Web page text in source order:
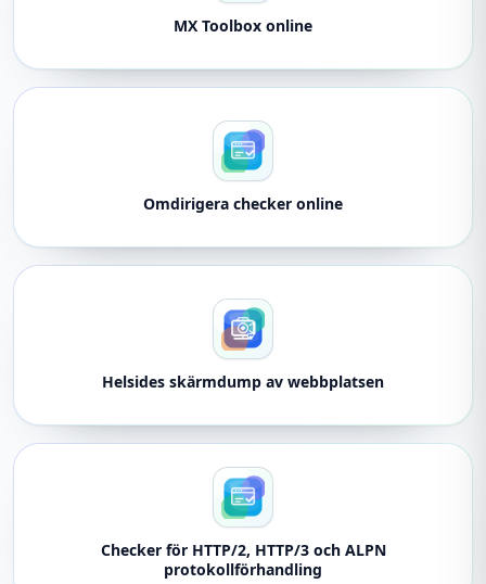
MX Toolbox online
Omdirigera checker online
Helsides skärmdump av webbplatsen
Checker för HTTP/2, HTTP/3 och ALPN
protokollförhandling